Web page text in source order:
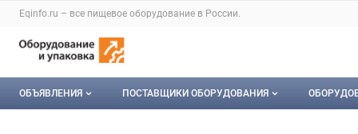
Раздел навигации по сайту eqinfo.ru
Eqinfo.ru – все пищевое оборудование в России.
Авторизация и меню пользователя
Навигация по разделам сайта eqinfo.ru
ОБЪЯВЛЕНИЯ ПОСТАВЩИКИ ОБОРУДОВАНИЯ